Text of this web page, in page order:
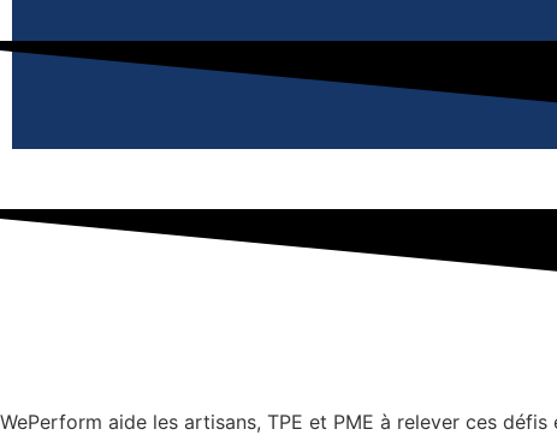
WePerform aide les artisans, TPE et PME à relever ces